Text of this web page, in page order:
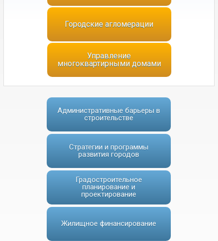
Городские агломерации
Управление
многоквартирными домами
Административные барьеры в
строительстве
Стратегии и программы
развития городов
Градостроительное
планирование и
проектирование
Жилищное финансирование